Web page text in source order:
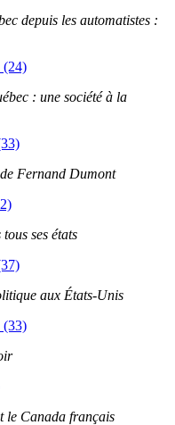
depuis les automatistes :
(24)
: une société à la
Fernand Dumont
ses états
aux États-Unis
(33)
le Canada français